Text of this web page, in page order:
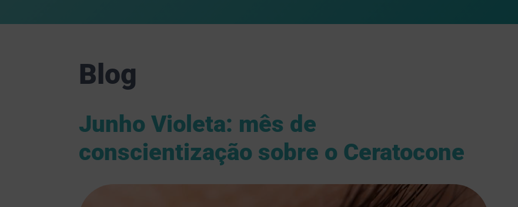
Blog
Junho Violeta: mês de
conscientização sobre o Ceratocone